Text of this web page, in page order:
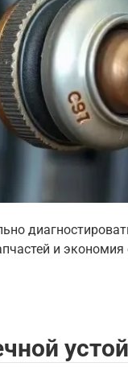
и экономия